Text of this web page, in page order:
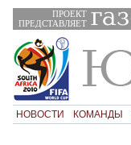
ПРОЕКТ
ПРЕДСТАВЛЯЕТ
НОВОСТИ КОМАНДЫ